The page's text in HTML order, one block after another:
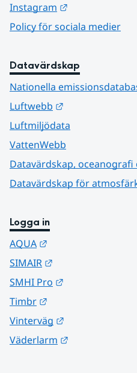
Instagram
Policy för sociala medier
Datavärdskap
Nationella
Luftwebb
Luftmiljödata
VattenWebb
Datavärdskap,
Datavärdskap för
Logga in
AQUA
SIMAIR
SMHI Pro
Timbr
Vinterväg
Väderlarm